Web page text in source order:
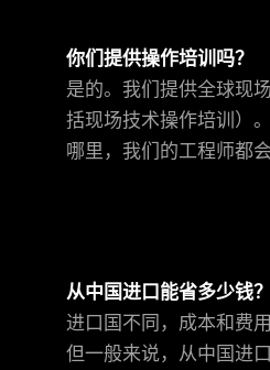
你们提供操作培训吗？
是的。我们提供全球现
括现场技术操作培训）
哪里，我们的工程师都会
从中国进口能省多少钱？
进口国不同，成本和费
但一般来说，从中国进